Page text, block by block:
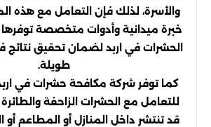
والأسرة، لذلك فإن التعامل مع هذه
خبرة ميدانية وأدوات متخصصة
الحشرات في اربد لضمان تحقيق نتائج
طويلة.
كما توفر شركة مكافحة حشرات في
للتعامل مع الحشرات الزاحفة
قد تنتشر داخل المنازل أو المطاعم